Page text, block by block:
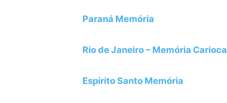
Paraná Memória
Rio de Janeiro – Memória Carioca
Espírito Santo Memória